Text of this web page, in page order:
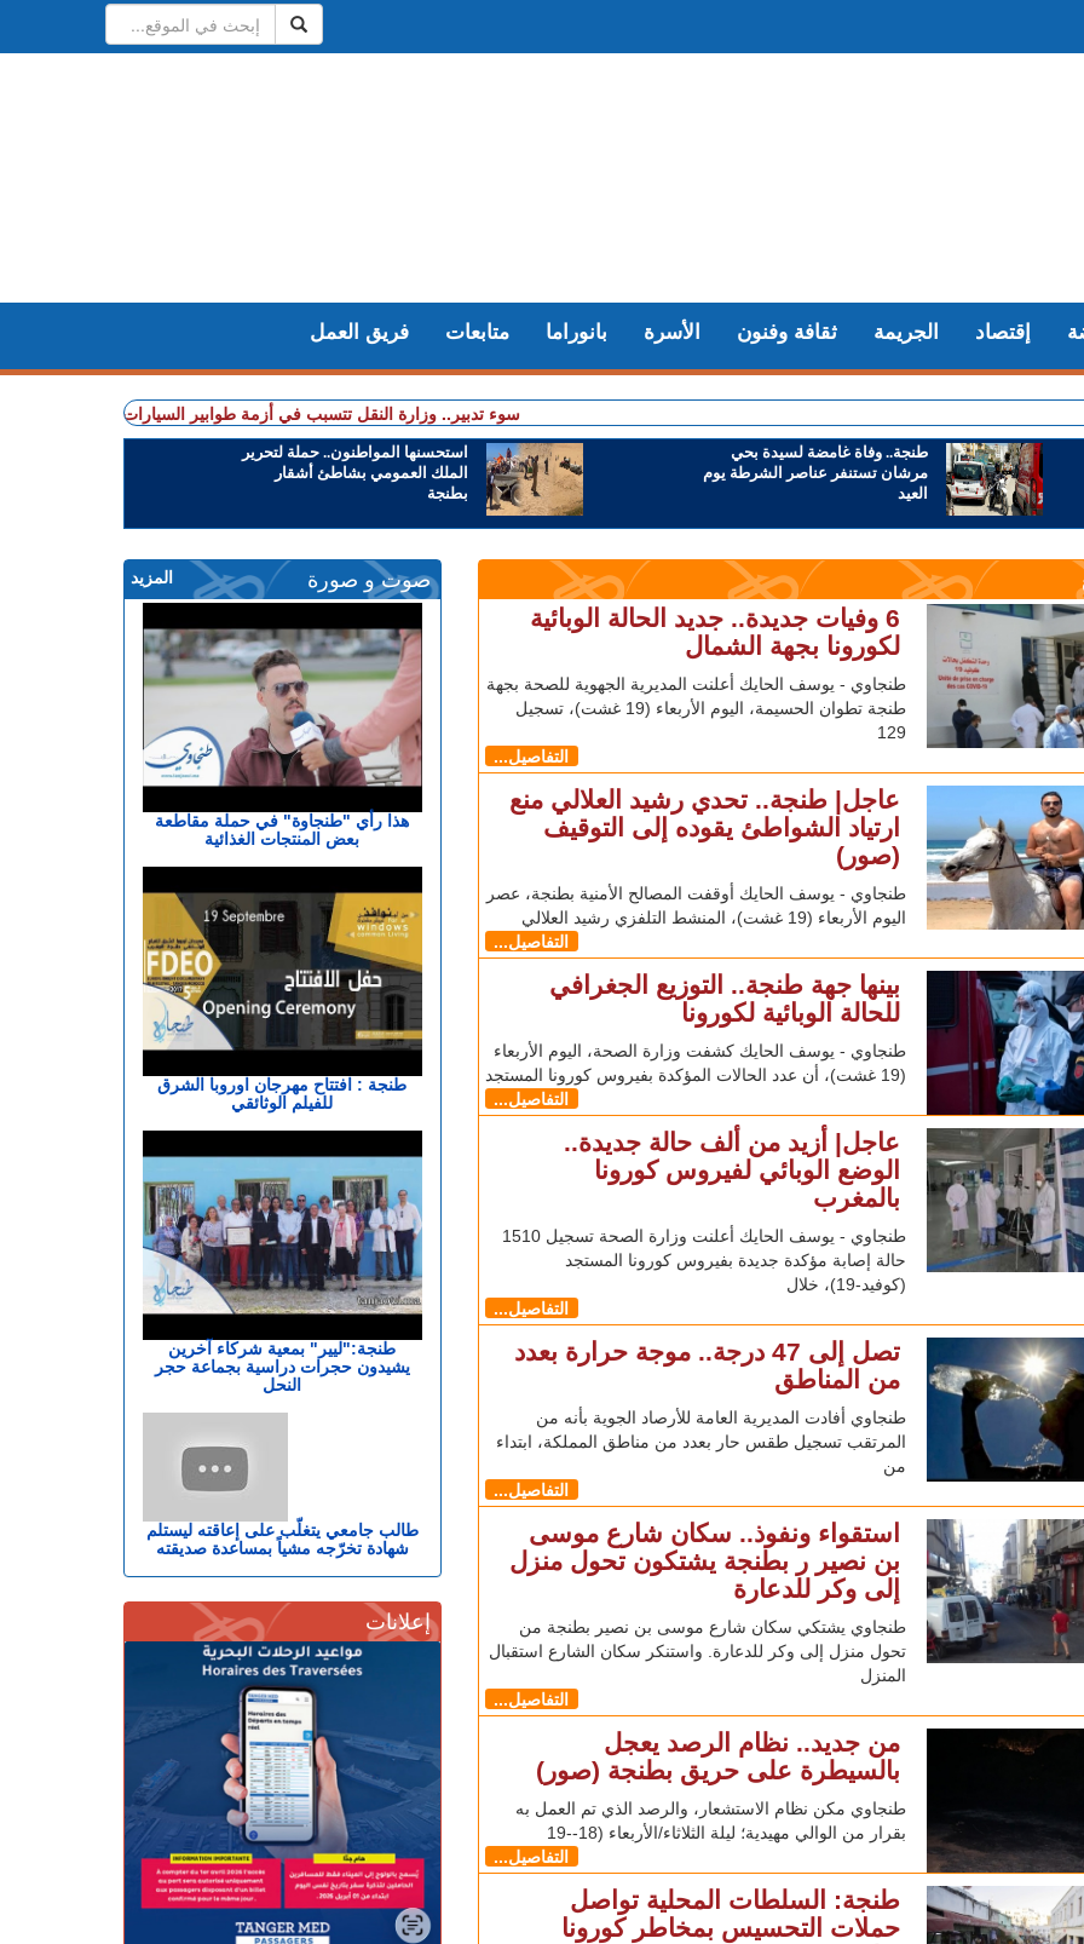
فريق العمل متابعات بانوراما الأسرة ثقافة وفنون الجريمة إقتصاد
+ سوء تدبير.. وزارة النقل تتسبب في أزمة طوابير السيارات أمام مراكز الفحص التقني
استحسنها المواطنون.. حملة لتحرير
الملك العمومي بشاطئ أشقار
بطنجة
طنجة.. وفاة غامضة لسيدة بحي
مرشان تستنفر عناصر الشرطة يوم
العيد
6 وفيات جديدة.. جديد الحالة الوبائية
لكورونا بجهة الشمال
طنجاوي - يوسف الحايك أعلنت المديرية الجهوية للصحة بجهة
طنجة تطوان الحسيمة، اليوم الأربعاء (19 غشت)، تسجيل
129
التفاصيل...
عاجل| طنجة.. تحدي رشيد العلالي منع
ارتياد الشواطئ يقوده إلى التوقيف
(صور)
طنجاوي - يوسف الحايك أوقفت المصالح الأمنية بطنجة، عصر
اليوم الأربعاء (19 غشت)، المنشط التلفزي رشيد العلالي
التفاصيل...
بينها جهة طنجة.. التوزيع الجغرافي
للحالة الوبائية لكورونا
طنجاوي - يوسف الحايك كشفت وزارة الصحة، اليوم الأربعاء
(19 غشت)، أن عدد الحالات المؤكدة بفيروس كورونا المستجد
التفاصيل...
عاجل| أزيد من ألف حالة جديدة..
الوضع الوبائي لفيروس كورونا
بالمغرب
طنجاوي - يوسف الحايك أعلنت وزارة الصحة تسجيل 1510
حالة إصابة مؤكدة جديدة بفيروس كورونا المستجد
(كوفيد-19)، خلال
التفاصيل...
تصل إلى 47 درجة.. موجة حرارة بعدد
من المناطق
طنجاوي أفادت المديرية العامة للأرصاد الجوية بأنه من
المرتقب تسجيل طقس حار بعدد من مناطق المملكة، ابتداء
من
التفاصيل...
استقواء ونفوذ.. سكان شارع موسى
بن نصير ر بطنجة يشتكون تحول منزل
إلى وكر للدعارة
طنجاوي يشتكي سكان شارع موسى بن نصير بطنجة من
تحول منزل إلى وكر للدعارة. واستنكر سكان الشارع استقبال
المنزل
التفاصيل...
من جديد.. نظام الرصد يعجل
بالسيطرة على حريق بطنجة (صور)
طنجاوي مكن نظام الاستشعار، والرصد الذي تم العمل به
بقرار من الوالي مهيدية؛ ليلة الثلاثاء/الأربعاء (18--19
التفاصيل...
طنجة: السلطات المحلية تواصل
حملات التحسيس بمخاطر كورونا
المزيد صوت و صورة
هذا رأي "طنجاوة" في حملة مقاطعة
بعض المنتجات الغذائية
طنجة : افتتاح مهرجان اوروبا الشرق
للفيلم الوثائقي
طنجة:"ليير" بمعية شركاء آخرين
يشيدون حجرات دراسية بجماعة حجر
النحل
طالب جامعي يتغلّب على إعاقته ليستلم
شهادة تخرّجه مشياً بمساعدة صديقته
إعلانات